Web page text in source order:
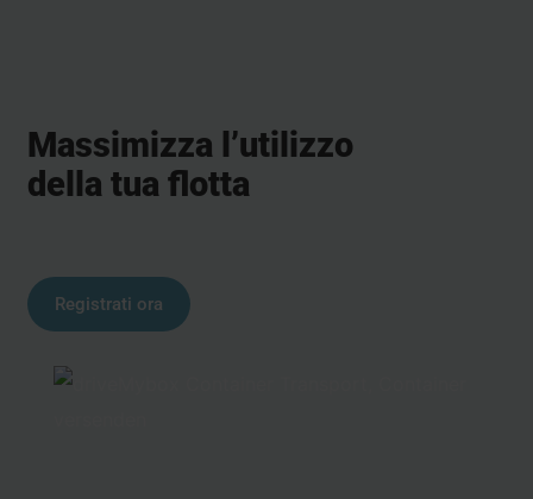
Massimizza l’utilizzo
della tua flotta
Registrati ora